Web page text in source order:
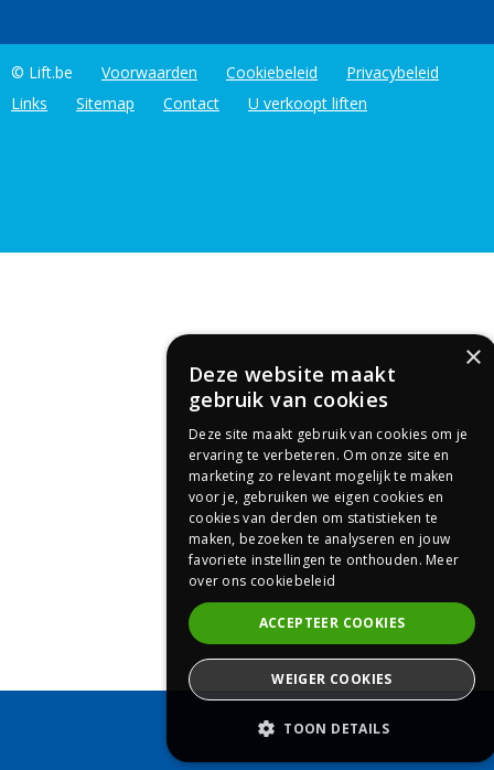
© Lift.be Voorwaarden Cookiebeleid
Privacybeleid
Links
Sitemap Contact U verkoopt liften
Prijsaanvraag
×
Deze website maakt
gebruik van cookies
Deze site maakt gebruik van cookies om je
ervaring te verbeteren. Om onze site en
marketing zo relevant mogelijk te maken
voor je, gebruiken we eigen cookies en
cookies van derden om statistieken te
maken, bezoeken te analyseren en jouw
favoriete instellingen te onthouden. Meer
over ons cookiebeleid
ACCEPTEER COOKIES
WEIGER COOKIES
TOON DETAILS